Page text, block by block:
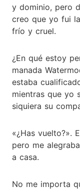
y dominio, pero
creo que yo fui
frío y cruel.
¿En qué estoy
manada
estaba
mientras que yo
siquiera su
«¿Has vuelto?».
pero me
a casa.
No me importa